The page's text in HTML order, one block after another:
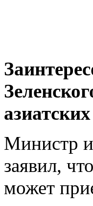
Министр
заявил,
может